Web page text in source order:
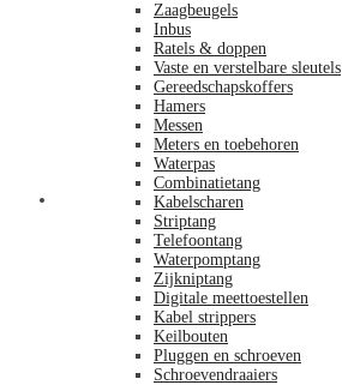
Zaagbeugels
Inbus
Ratels & doppen
Vaste en verstelbare sleutels
Gereedschapskoffers
Hamers
Messen
Meters en toebehoren
Waterpas
Combinatietang
Kabelscharen
Striptang
Telefoontang
Waterpomptang
Zijkniptang
Digitale meettoestellen
Kabel strippers
Keilbouten
Pluggen en schroeven
Schroevendraaiers